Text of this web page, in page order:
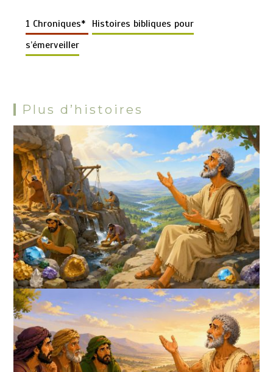
n
k
o
o
t
A r
t
Pr
es
g
1 Chroniques* Histoires bibliques pour
s’émerveiller
Plus d’histoires